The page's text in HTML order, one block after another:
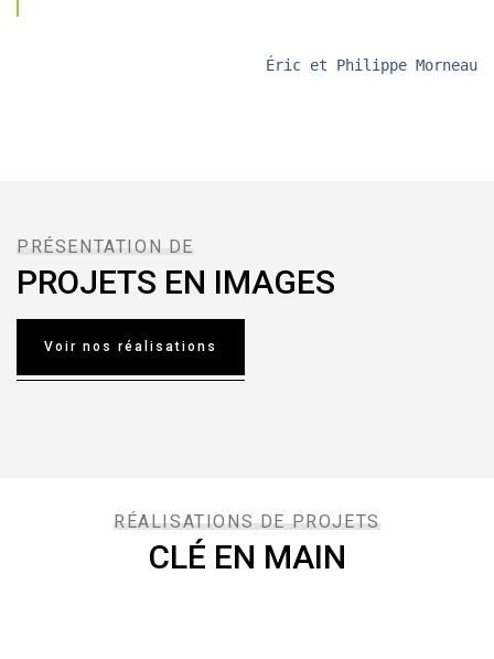
Éric et Philippe Morneau
PRÉSENTATION DE
PROJETS EN IMAGES
Voir nos réalisations
RÉALISATIONS DE PROJETS
CLÉ EN MAIN
Résidence haut de
gamme
techniciens
ambulanciers du